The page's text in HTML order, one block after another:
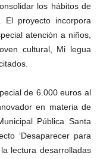
los hábitos de
proyecto incorpora
atención a niños,
cultural, Mi legua
de 6.000 euros al
en materia de
Pública Santa
‘Desaparecer para
lectura desarrolladas